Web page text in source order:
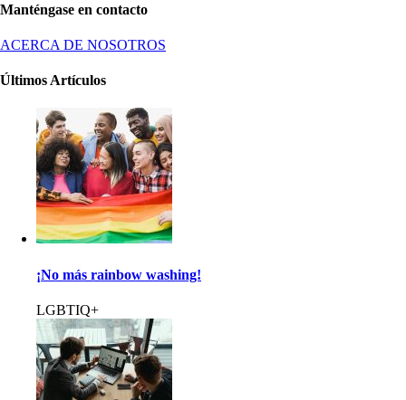
Manténgase en contacto
ACERCA DE NOSOTROS
Últimos Artículos
¡No más rainbow washing!
LGBTIQ+